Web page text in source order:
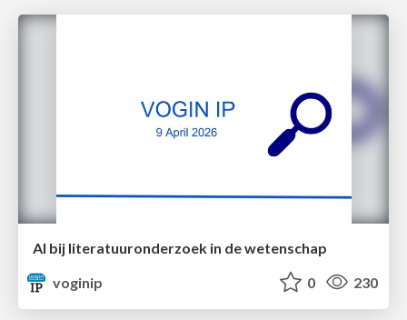
AI bij literatuuronderzoek in de wetenschap
voginip
0 230